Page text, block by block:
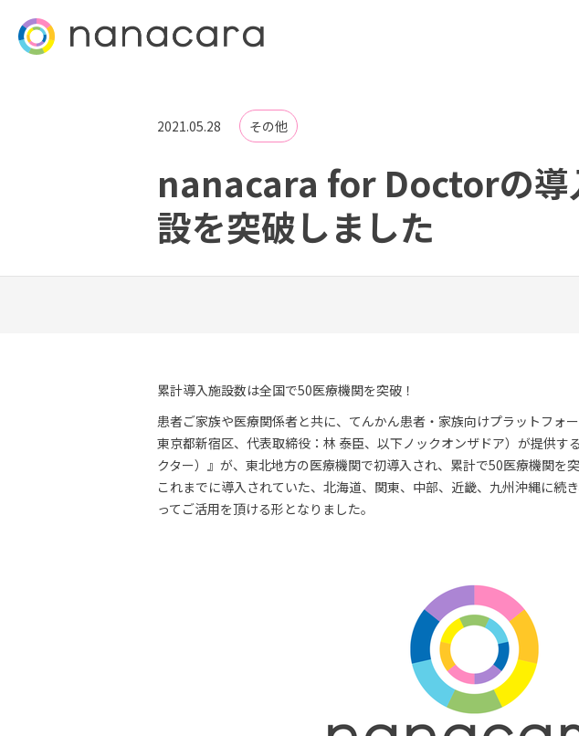
2021.05.28 その他
nanacara for Doctorの導
設を突破しました
累計導入施設数は全国で50医療機関を突破！
患者ご家族や医療関係者と共に、てんかん患者・家族向けプラットフ
東京都新宿区、代表取締役：林 泰臣、以下ノックオンザドア）が提供
クター）』が、東北地方の医療機関で初導入され、累計で50医療機関を突
これまでに導入されていた、北海道、関東、中部、近畿、九州沖縄に
ってご活用を頂ける形となりました。